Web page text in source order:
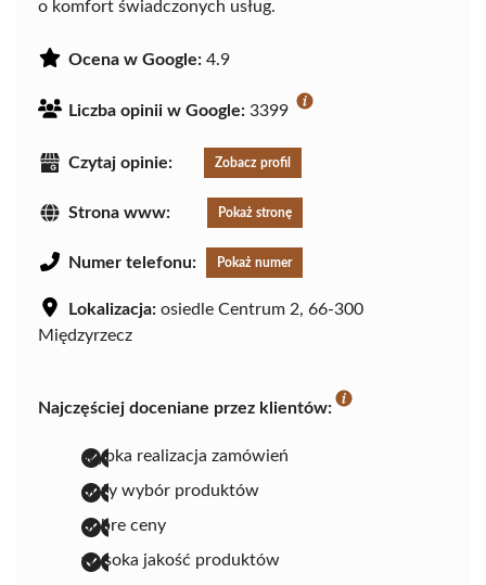
o komfort świadczonych usług.
Ocena w Google: 4.9
Liczba opinii w Google: 3399
Czytaj opinie: Zobacz profil
Strona www: Pokaż stronę
Numer telefonu: Pokaż numer
Lokalizacja: osiedle Centrum 2, 66-300
Międzyrzecz
Najczęściej doceniane przez klientów:
szybka realizacja zamówień
duży wybór produktów
dobre ceny
wysoka jakość produktów